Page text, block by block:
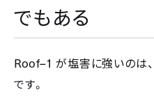
でもある
Roof–1が塩害に強いのは
です。